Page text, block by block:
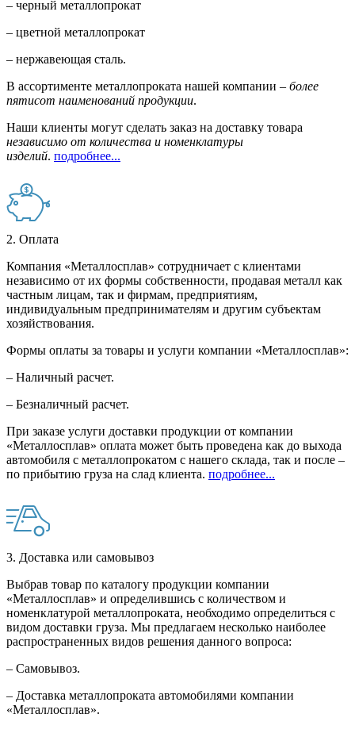
– черный металлопрокат
– цветной металлопрокат
– нержавеющая сталь.
В ассортименте металлопроката нашей компании – более
пятисот наименований продукции.
Наши клиенты могут сделать заказ на доставку товара
независимо от количества и номенклатуры
изделий. подробнее...
2. Оплата
Компания «Металлосплав» сотрудничает с клиентами
независимо от их формы собственности, продавая металл как
частным лицам, так и фирмам, предприятиям,
индивидуальным предпринимателям и другим субъектам
хозяйствования.
Формы оплаты за товары и услуги компании «Металлосплав»:
– Наличный расчет.
– Безналичный расчет.
При заказе услуги доставки продукции от компании
«Металлосплав» оплата может быть проведена как до выхода
автомобиля с металлопрокатом с нашего склада, так и после –
по прибытию груза на слад клиента. подробнее...
3. Доставка или самовывоз
Выбрав товар по каталогу продукции компании
«Металлосплав» и определившись с количеством и
номенклатурой металлопроката, необходимо определиться с
видом доставки груза. Мы предлагаем несколько наиболее
распространенных видов решения данного вопроса:
– Самовывоз.
– Доставка металлопроката автомобилями компании
«Металлосплав».